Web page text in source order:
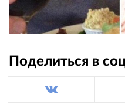
Поделиться в